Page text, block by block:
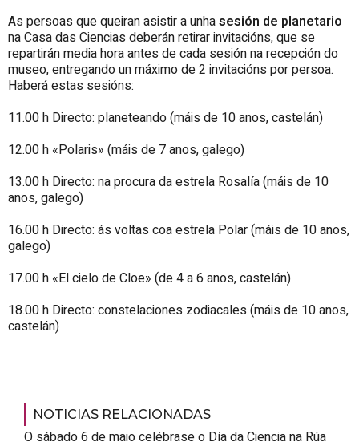
As persoas que queiran asistir a unhasesión de planetario
na Casa das Ciencias deberán retirar invitacións, que se
repartirán media hora antes de cada sesión na recepción do
museo, entregando un máximo de 2 invitacións por persoa.
Haberá estas sesións:
11.00 h Directo: planeteando (máis de 10 anos, castelán)
12.00 h «Polaris» (máis de 7 anos, galego)
13.00 h Directo: na procura da estrela Rosalía (máis de 10
anos, galego)
16.00 h Directo: ás voltas coa estrela Polar (máis de 10 anos,
galego)
17.00 h «El cielo de Cloe» (de 4 a 6 anos, castelán)
18.00 h Directo: constelaciones zodiacales (máis de 10 anos,
castelán)
NOTICIAS RELACIONADAS
O sábado 6 de maio celébrase o Día da Ciencia na Rúa